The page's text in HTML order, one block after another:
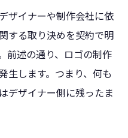
ザイナーや制作会社に依
する取り決めを契約で明
前述の通り、ロゴの制作
生します。つまり、何も
デザイナー側に残ったま